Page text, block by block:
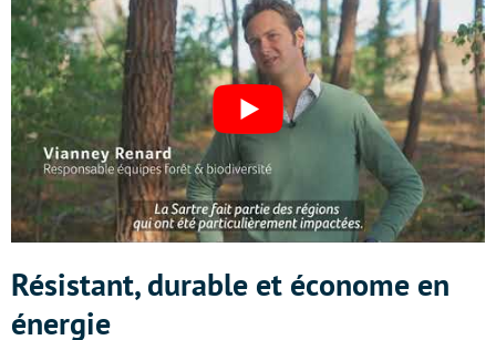
Résistant, durable et économe en
énergie